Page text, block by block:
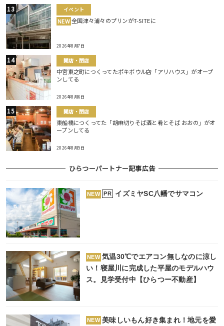
イベント
NEW 全国津々浦々のプリンがT-SITEに
2026年8月7日
開店・閉店
中宮東之町につくってたポキボウル店「アリハウス」がオープ
ンしてる
2026年8月6日
開店・閉店
東船橋につくってた「胡麻切りそば酒と肴とそば おおの」がオ
ープンしてる
2026年8月5日
ひらつーパートナー記事広告
NEW PR イズミヤSC八幡でサマコン
NEW 気温30℃でエアコン無しなのに涼し
い！寝屋川に完成した平屋のモデルハウ
ス。見学受付中【ひらつー不動産】
NEW 美味しいもん好き集まれ！地元を愛